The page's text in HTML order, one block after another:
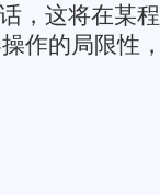
，这将在某
作的局限性